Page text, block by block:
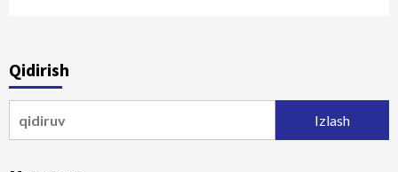
Qidirish